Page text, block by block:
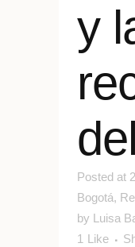
y
Posted at
Bogotá,
by Luisa
1 Like